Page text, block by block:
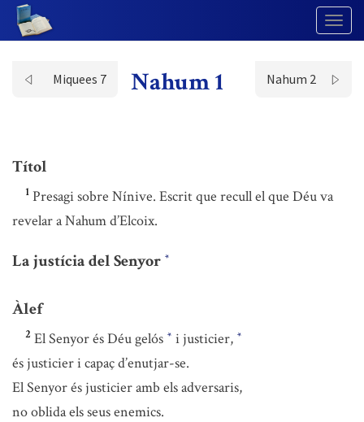
Miquees 7 Nahum 1 Nahum 2
Títol
1 Presagi sobre Nínive. Escrit que recull el que Déu va
revelar a Nahum d’Elcoix.
La justícia del Senyor *
Àlef
2 El Senyor és Déu gelós * i justicier, *
és justicier i capaç d’enutjar-se.
El Senyor és justicier amb els adversaris,
no oblida els seus enemics.